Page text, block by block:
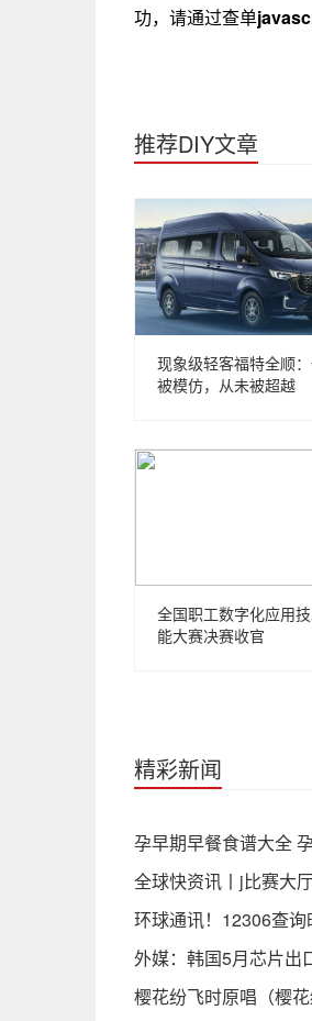
功，请通过查单
推荐DIY文章
现象级轻客福特全顺
被模仿，从未被超越
全国职工数字化应用
能大赛决赛收官
精彩新闻
孕早期早餐食谱大全
全球快资讯丨j比赛大
环球通讯！12306查询
外媒：韩国5月芯片出
樱花纷飞时原唱（樱花